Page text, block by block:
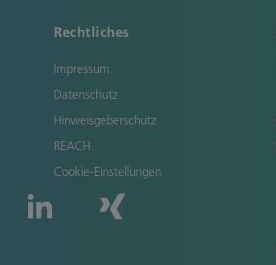
Rechtliches
Impressum
Datenschutz
Hinweisgeberschutz
REACH
Cookie-Einstellungen